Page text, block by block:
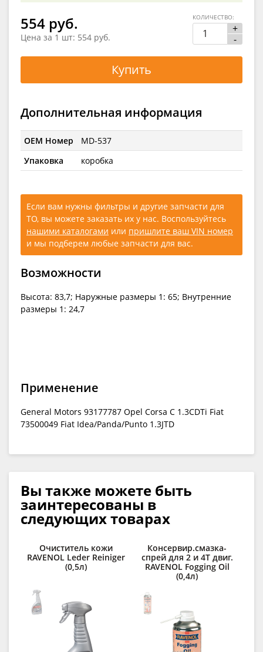
554 руб.
Цена за 1 шт: 554 руб.
+
-
КОЛИЧЕСТВО:
Купить
Дополнительная информация
OEM Номер
MD-537
Упаковка
коробка
Если вам нужны фильтры и другие запчасти для
ТО, вы можете заказать их у нас. Воспользуйтесь
нашими каталогами или пришлите ваш VIN номер
и мы подберем любые запчасти для вас.
Возможности
Высота: 83,7; Наружные размеры 1: 65; Внутренние
размеры 1: 24,7
Применение
General Motors 93177787 Opel Corsa C 1.3CDTi Fiat
73500049 Fiat Idea/Panda/Punto 1.3JTD
Вы также можете быть
заинтересованы в
следующих товарах
Очиститель кожи
RAVENOL Leder Reiniger
(0,5л)
Консервир.смазка-
спрей для 2 и 4Т двиг.
RAVENOL Fogging Oil
(0,4л)